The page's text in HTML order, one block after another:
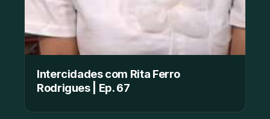
Intercidades com Rita Ferro
Rodrigues | Ep. 67